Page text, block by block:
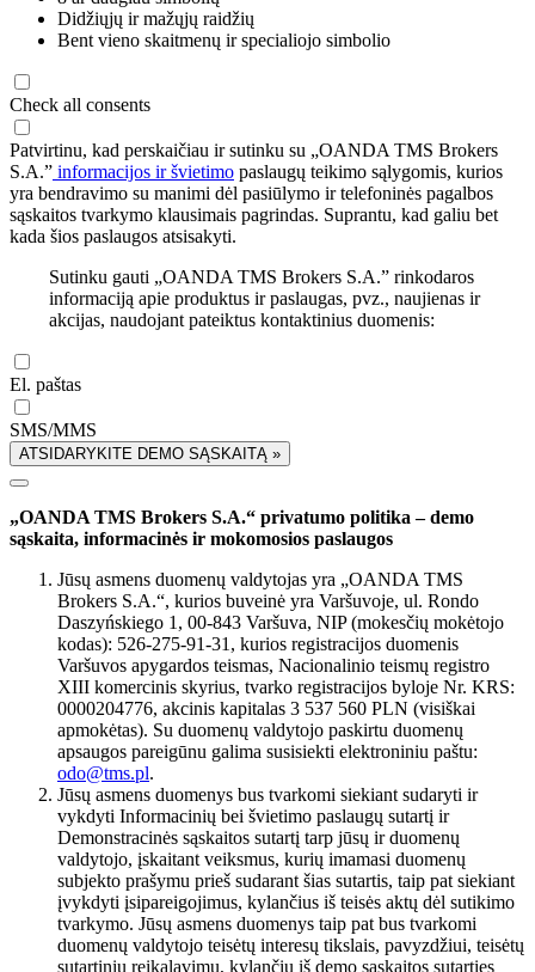
Didžiųjų ir mažųjų raidžių
Bent vieno skaitmenų ir specialiojo simbolio
Check all consents
Patvirtinu, kad perskaičiau ir sutinku su „OANDA TMS Brokers
S.A.” informacijos ir švietimo paslaugų teikimo sąlygomis, kurios
yra bendravimo su manimi dėl pasiūlymo ir telefoninės pagalbos
sąskaitos tvarkymo klausimais pagrindas. Suprantu, kad galiu bet
kada šios paslaugos atsisakyti.
Sutinku gauti „OANDA TMS Brokers S.A.” rinkodaros
informaciją apie produktus ir paslaugas, pvz., naujienas ir
akcijas, naudojant pateiktus kontaktinius duomenis:
El. paštas
SMS/MMS
ATSIDARYKITE DEMO SĄSKAITĄ »
„OANDA TMS Brokers S.A.“ privatumo politika – demo
sąskaita, informacinės ir mokomosios paslaugos
Jūsų asmens duomenų valdytojas yra „OANDA TMS
Brokers S.A.“, kurios buveinė yra Varšuvoje, ul. Rondo
Daszyńskiego 1, 00-843 Varšuva, NIP (mokesčių mokėtojo
kodas): 526-275-91-31, kurios registracijos duomenis
Varšuvos apygardos teismas, Nacionalinio teismų registro
XIII komercinis skyrius, tvarko registracijos byloje Nr. KRS:
0000204776, akcinis kapitalas 3 537 560 PLN (visiškai
apmokėtas). Su duomenų valdytojo paskirtu duomenų
apsaugos pareigūnu galima susisiekti elektroniniu paštu:
odo@tms.pl.
Jūsų asmens duomenys bus tvarkomi siekiant sudaryti ir
vykdyti Informacinių bei švietimo paslaugų sutartį ir
Demonstracinės sąskaitos sutartį tarp jūsų ir duomenų
valdytojo, įskaitant veiksmus, kurių imamasi duomenų
subjekto prašymu prieš sudarant šias sutartis, taip pat siekiant
įvykdyti įsipareigojimus, kylančius iš teisės aktų dėl sutikimo
tvarkymo. Jūsų asmens duomenys taip pat bus tvarkomi
duomenų valdytojo teisėtų interesų tikslais, pavyzdžiui, teisėtų
sutartinių reikalavimų, kylančių iš demo sąskaitos sutarties